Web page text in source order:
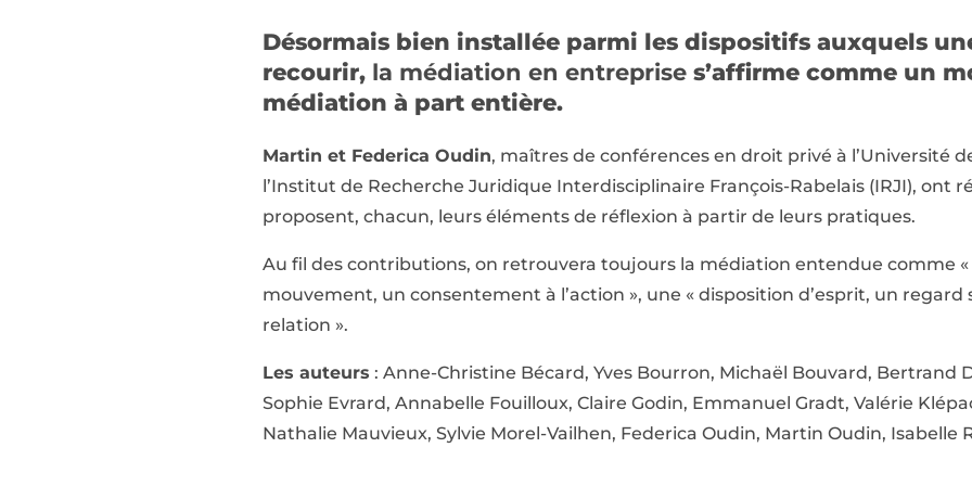
Désormais bien installée parmi les dispositifs auxquels
recourir, la médiation en entreprises’affirme comme un
médiation à part entière.
Martin et Federica Oudin, maîtres de conférences en droit privé à l’Université
l’Institut de Recherche Juridique Interdisciplinaire François-Rabelais (IRJI), ont
proposent, chacun, leurs éléments de réflexion à partir de leurs pratiques.
Au fil des contributions, on retrouvera toujours la médiation entendue comme
mouvement, un consentement à l’action », une « disposition d’esprit, un regard
relation ».
Les auteurs : Anne-Christine Bécard, Yves Bourron, Michaël Bouvard, Bertrand
Sophie Evrard, Annabelle Fouilloux, Claire Godin, Emmanuel Gradt, Valérie
Nathalie Mauvieux, Sylvie Morel-Vailhen, Federica Oudin, Martin Oudin, Isabelle